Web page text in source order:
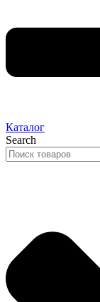
Каталог
Search